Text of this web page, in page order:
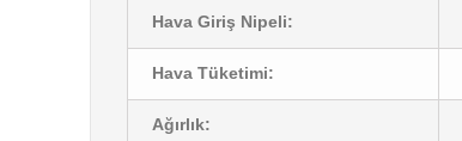
Hava Giriş Nipeli:
Hava Tüketimi:
Ağırlık: